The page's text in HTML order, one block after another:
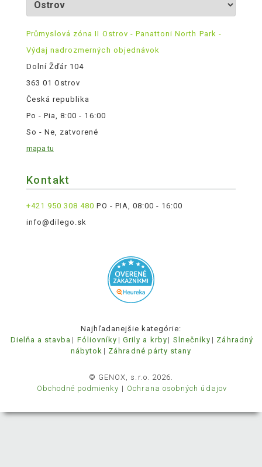
Průmyslová zóna II Ostrov - Panattoni North Park -
Výdaj nadrozmerných objednávok
Dolní Žďár 104
363 01 Ostrov
Česká republika
Po - Pia, 8:00 - 16:00
So - Ne, zatvorené
mapa tu
Kontakt
+421 950 308 480 PO - PIA, 08:00 - 16:00
info@dilego.sk
Najhľadanejšie kategórie:
Dielňa a stavba
Fóliovníky Grily a krby Slnečníky
Záhradný
nábytok
Záhradné párty stany
© GENOX, s.r.o. 2026.
Obchodné podmienky
Ochrana osobných údajov